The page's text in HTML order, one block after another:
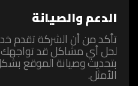
الدعم والصيانة
تأكد من أن الشركة تقدم
لحل أي مشاكل قد تواجهك
بتحديث وصيانة الموقع
الأمثل.